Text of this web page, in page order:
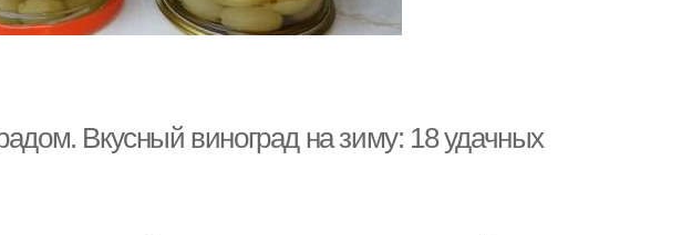
Вкусный виноград на зиму: 18 удачных